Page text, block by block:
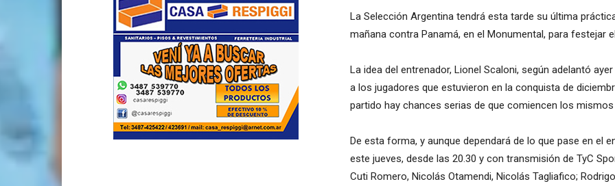
La Selección Argentina tendrá esta tarde su última
mañana contra Panamá, en el Monumental, para festejar
La idea del entrenador, Lionel Scaloni, según adelantó
a los jugadores que estuvieron en la conquista de
partido hay chances serias de que comiencen los
De esta forma, y aunque dependará de lo que pase en el
este jueves, desde las 20.30 y con transmisión de TyC
Cuti Romero, Nicolás Otamendi, Nicolás Tagliafico;